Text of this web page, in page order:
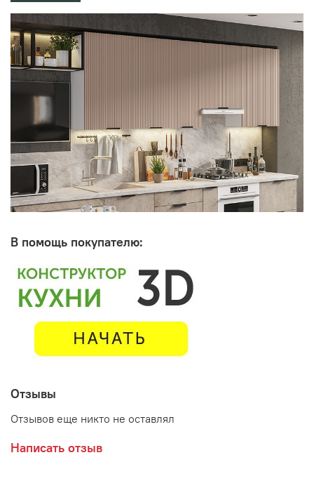
В помощь покупателю:
Отзывы
Отзывов еще никто не оставлял
Написать отзыв